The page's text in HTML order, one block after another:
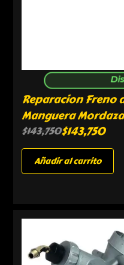
Reparacion Freno
Manguera
$143,750$143,750
Añadir al carrito